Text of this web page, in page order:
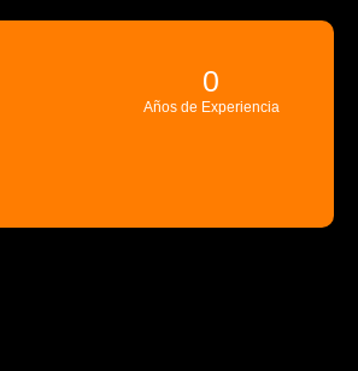
Años de Experiencia
0